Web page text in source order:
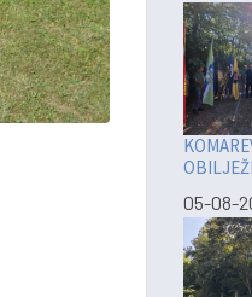
05-08-